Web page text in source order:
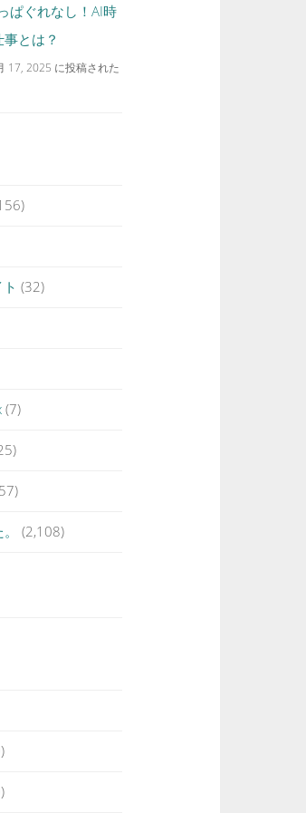
ぱぐれなし！AI時
とは？
17, 2025 に投稿された
(32)
(7)
(2,108)